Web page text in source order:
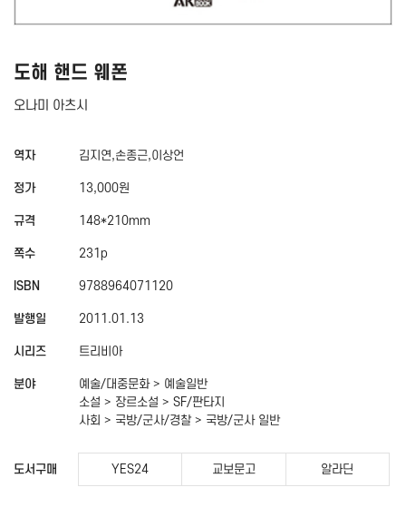
도해 핸드 웨폰
오나미 아츠시
역자 김지연,손종근,이상언
정가 13,000원
규격 148*210mm
쪽수 231p
ISBN 9788964071120
발행일 2011.01.13
시리즈 트리비아
분야
예술/대중문화 > 예술일반
소설 > 장르소설 > SF/판타지
사회 > 국방/군사/경찰 > 국방/군사 일반
도서구매 YES24 교보문고 알라딘